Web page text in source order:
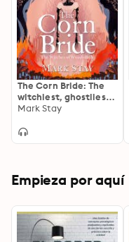
The Corn Bride: The
witchiest, ghostliest,
most hilarious folk-
romance you'll read
Mark Stay
Empieza por aquí